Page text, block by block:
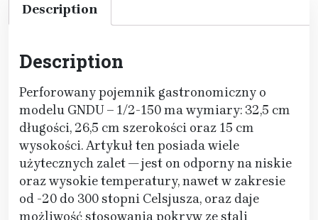
Description
Description
Perforowany pojemnik gastronomiczny o
modelu GNDU – 1/2-150 ma wymiary: 32,5 cm
długości, 26,5 cm szerokości oraz 15 cm
wysokości. Artykuł ten posiada wiele
użytecznych zalet — jest on odporny na niskie
oraz wysokie temperatury, nawet w zakresie
od -20 do 300 stopni Celsjusza, oraz daje
możliwość stosowania pokryw ze stali